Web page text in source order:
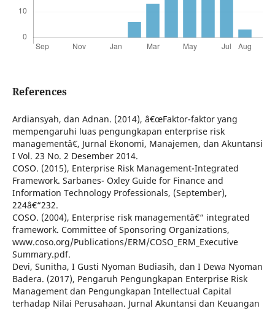
References
Ardiansyah, dan Adnan. (2014), â€œFaktor-faktor yang
mempengaruhi luas pengungkapan enterprise risk
managementâ€, Jurnal Ekonomi, Manajemen, dan Akuntansi
I Vol. 23 No. 2 Desember 2014.
COSO. (2015), Enterprise Risk Management-Integrated
Framework. Sarbanes- Oxley Guide for Finance and
Information Technology Professionals, (September),
224â€“232.
COSO. (2004), Enterprise risk managementâ€“ integrated
framework. Committee of Sponsoring Organizations,
www.coso.org/Publications/ERM/COSO_ERM_Executive
Summary.pdf.
Devi, Sunitha, I Gusti Nyoman Budiasih, dan I Dewa Nyoman
Badera. (2017), Pengaruh Pengungkapan Enterprise Risk
Management dan Pengungkapan Intellectual Capital
terhadap Nilai Perusahaan. Jurnal Akuntansi dan Keuangan